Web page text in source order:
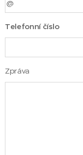
Telefonní číslo
Zpráva